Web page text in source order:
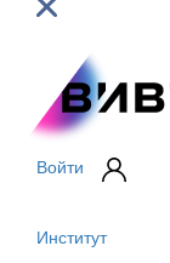
Войти
Институт